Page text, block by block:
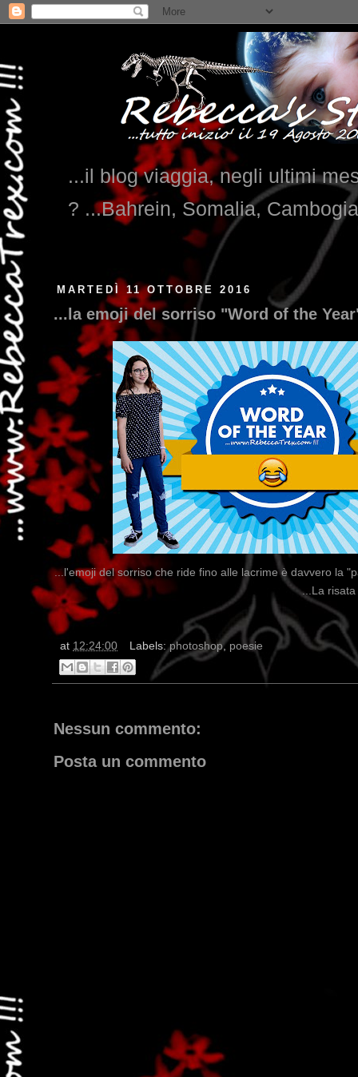
...il blog viaggia, negli ultimi
? ...Bahrein, Somalia,
MARTEDÌ 11 OTTOBRE 2016
...la emoji del sorriso "Word of the
...l'emoji del sorriso che ride fino alle lacrime è davvero la
...La
at 12:24:00 Labels:photoshop, poesie
Nessun commento:
Posta un commento